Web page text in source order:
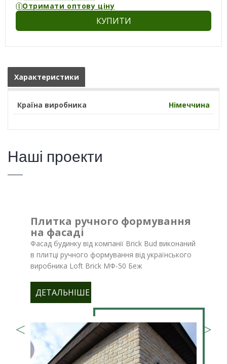
Отримати оптову ціну
КУПИТИ
Характеристики
Країна виробника Німеччина
Наші проекти
Плитка ручного формування
на фасаді
Фасад будинку від компанії Brick Bud виконаний
в плитці ручного формування від українського
виробника Loft Brick МФ-50 Беж
ДЕТАЛЬНІШЕ